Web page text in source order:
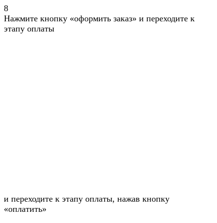
8
Нажмите кнопку «оформить заказ» и переходите к
этапу оплаты
и переходите к этапу оплаты, нажав кнопку
«оплатить»